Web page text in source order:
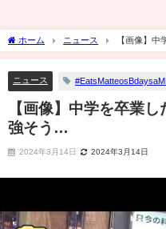
ホーム ニュース 【画像】
ニュース
【画像】中学を卒業
強そう…
2024年3月14日 2024年3月14日